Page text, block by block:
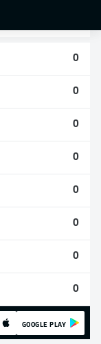
0
0
0
0
0
0
0
0
GOOGLE PLAY